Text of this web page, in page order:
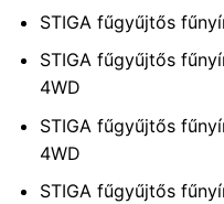
STIGA fűgyűjtős
STIGA fűgyűjtős
4WD
STIGA fűgyűjtős
4WD
STIGA fűgyűjtős